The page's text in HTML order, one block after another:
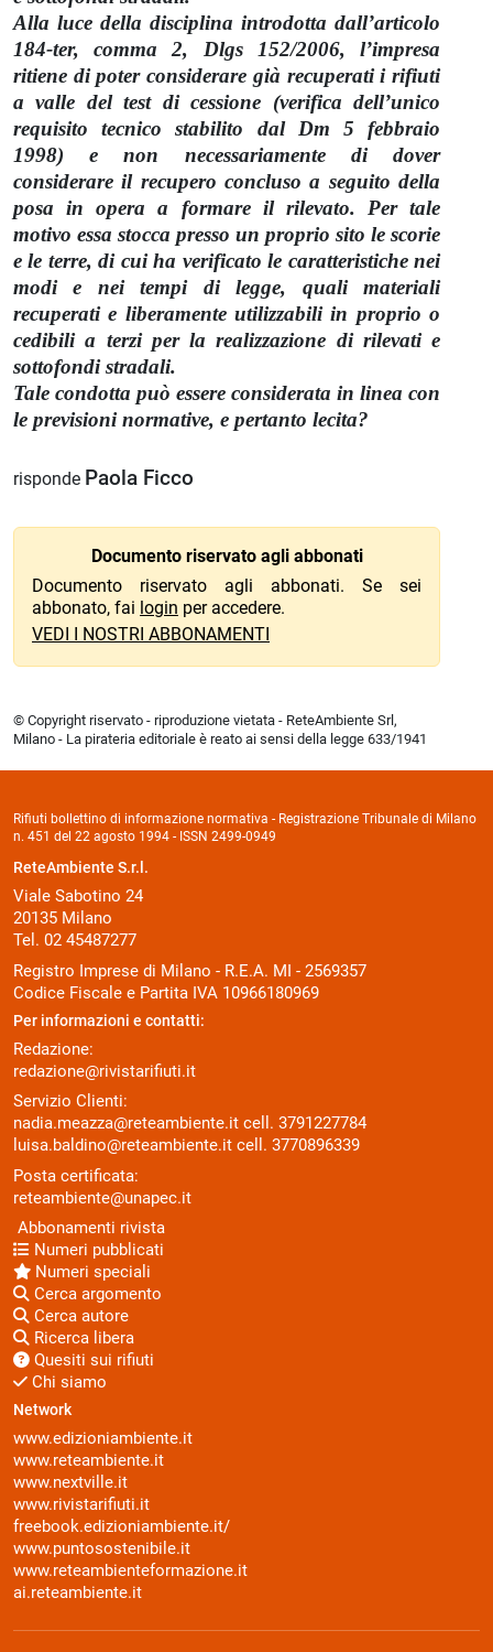
Alla luce della disciplina introdotta dall’articolo
184-ter, comma 2, Dlgs 152/2006, l’impresa
ritiene di poter considerare già recuperati i rifiuti
a valle del test di cessione (verifica dell’unico
requisito tecnico stabilito dal Dm 5 febbraio
1998) e non necessariamente di dover
considerare il recupero concluso a seguito della
posa in opera a formare il rilevato. Per tale
motivo essa stocca presso un proprio sito le scorie
e le terre, di cui ha verificato le caratteristiche nei
modi e nei tempi di legge, quali materiali
recuperati e liberamente utilizzabili in proprio o
cedibili a terzi per la realizzazione di rilevati e
sottofondi stradali.
Tale condotta può essere considerata in linea con
le previsioni normative, e pertanto lecita?
risponde Paola Ficco
Documento riservato agli abbonati
Documento riservato agli abbonati. Se sei
abbonato, fai login per accedere.
VEDI I NOSTRI ABBONAMENTI
© Copyright riservato - riproduzione vietata - ReteAmbiente Srl,
Milano - La pirateria editoriale è reato ai sensi della legge 633/1941
Rifiuti bollettino di informazione normativa - Registrazione Tribunale di Milano
n. 451 del 22 agosto 1994 - ISSN 2499-0949
ReteAmbiente S.r.l.
Viale Sabotino 24
20135 Milano
Tel. 02 45487277
Registro Imprese di Milano - R.E.A. MI - 2569357
Codice Fiscale e Partita IVA 10966180969
Per informazioni e contatti:
Redazione:
redazione@rivistarifiuti.it
Servizio Clienti:
nadia.meazza@reteambiente.it cell. 3791227784
luisa.baldino@reteambiente.it cell. 3770896339
Posta certificata:
reteambiente@unapec.it
Abbonamenti rivista
Numeri pubblicati
Numeri speciali
Cerca argomento
Cerca autore
Ricerca libera
Quesiti sui rifiuti
Chi siamo
Network
www.edizioniambiente.it
www.reteambiente.it
www.nextville.it
www.rivistarifiuti.it
freebook.edizioniambiente.it/
www.puntosostenibile.it
www.reteambienteformazione.it
ai.reteambiente.it